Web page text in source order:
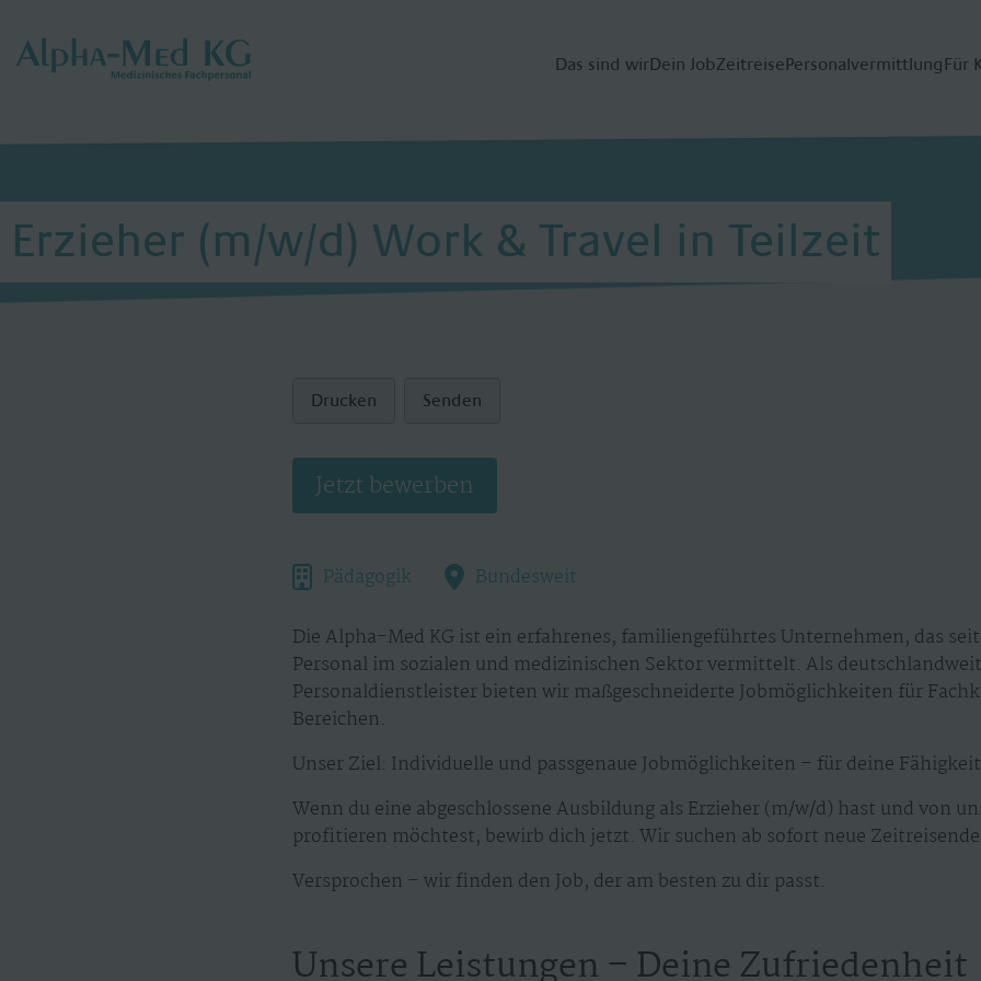
Das sind wirDein JobZeitreisePersonalvermittlung Für
Erzieher (m/w/d) Work & Travel in Teilzeit
Drucken Senden
Jetzt bewerben
Pädagogik Bundesweit
Die Alpha-Med KG ist ein erfahrenes, familiengeführtes Unternehmen, das
Personal im sozialen und medizinischen Sektor vermittelt. Als
Personaldienstleister bieten wir maßgeschneiderte Jobmöglichkeiten für
Bereichen.
Unser Ziel: Individuelle und passgenaue Jobmöglichkeiten – für deine
Wenn du eine abgeschlossene Ausbildung als Erzieher (m/w/d) hast und von
profitieren möchtest, bewirb dich jetzt. Wir suchen ab sofort neue
Versprochen – wir finden den Job, der am besten zu dir passt.
Unsere Leistungen – Deine Zufriedenheit